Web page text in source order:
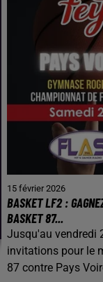
15 février 2026
BASKET LF2 :
BASKET 87...
Jusqu'au vendredi
invitations pour le
87 contre Pays